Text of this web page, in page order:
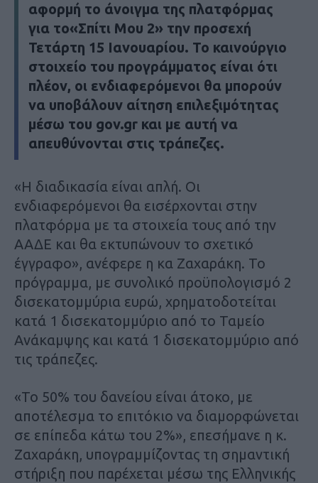
αφορμή το άνοιγμα της πλατφόρμας
για το«Σπίτι Μου 2» την προσεχή
Τετάρτη 15 Ιανουαρίου. Το καινούργιο
στοιχείο του προγράμματος είναι ότι
πλέον, οι ενδιαφερόμενοι θα μπορούν
να υποβάλουν αίτηση επιλεξιμότητας
μέσω του gov.gr και με αυτή να
απευθύνονται στις τράπεζες.
«Η διαδικασία είναι απλή. Οι
ενδιαφερόμενοι θα εισέρχονται στην
πλατφόρμα με τα στοιχεία τους από την
ΑΑΔΕ και θα εκτυπώνουν το σχετικό
έγγραφο», ανέφερε η κα Ζαχαράκη. Το
πρόγραμμα, με συνολικό προϋπολογισμό 2
δισεκατομμύρια ευρώ, χρηματοδοτείται
κατά 1 δισεκατομμύριο από το Ταμείο
Ανάκαμψης και κατά 1 δισεκατομμύριο από
τις τράπεζες.
«Το 50% του δανείου είναι άτοκο, με
αποτέλεσμα το επιτόκιο να διαμορφώνεται
σε επίπεδα κάτω του 2%», επεσήμανε η κ.
Ζαχαράκη, υπογραμμίζοντας τη σημαντική
στήριξη που παρέχεται μέσω της Ελληνικής